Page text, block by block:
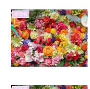
花情報